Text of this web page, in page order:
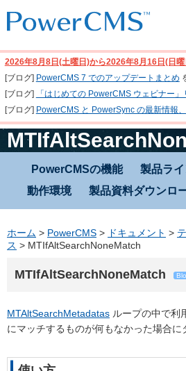
2026年8月8日(土曜日)から2026年8月16日(日曜
[ブログ] PowerCMS 7 でのアップデートまとめ
[ブログ]
「はじめての PowerCMS ウェビナー
[ブログ] PowerCMS と PowerSync の最新情報
PowerCMSの機能 製品ラ
動作環境
製品資料ダウンロ
ホーム > PowerCMS > ドキュメント >
ス > MTIfAltSearchNoneMatch
MTIfAltSearchNoneMatch
MTAltSearchMetadatas ループの中で利
にマッチするものが何もなかった場合に